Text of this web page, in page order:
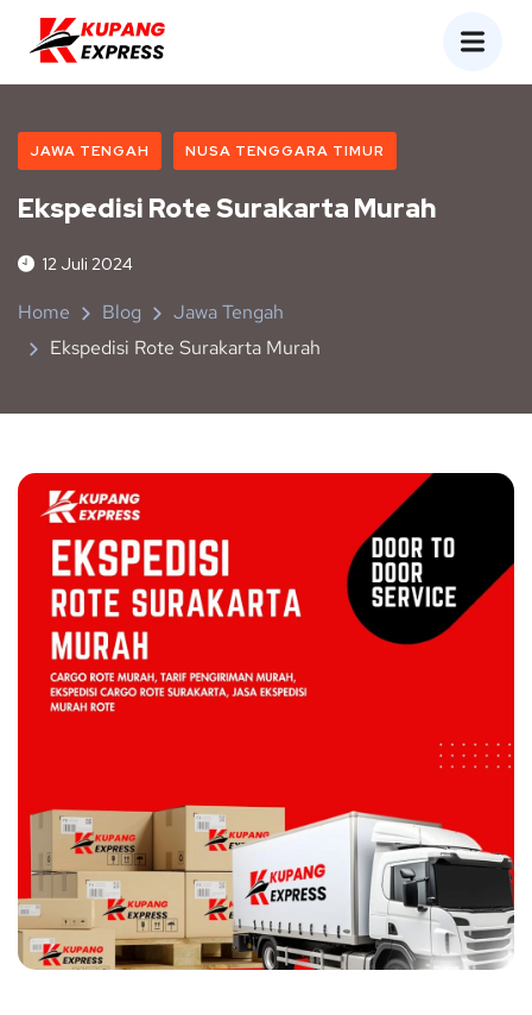
JAWA TENGAH NUSA TENGGARA TIMUR
Ekspedisi Rote Surakarta Murah
12 Juli 2024
Home Blog
Jawa Tengah
Ekspedisi Rote Surakarta Murah